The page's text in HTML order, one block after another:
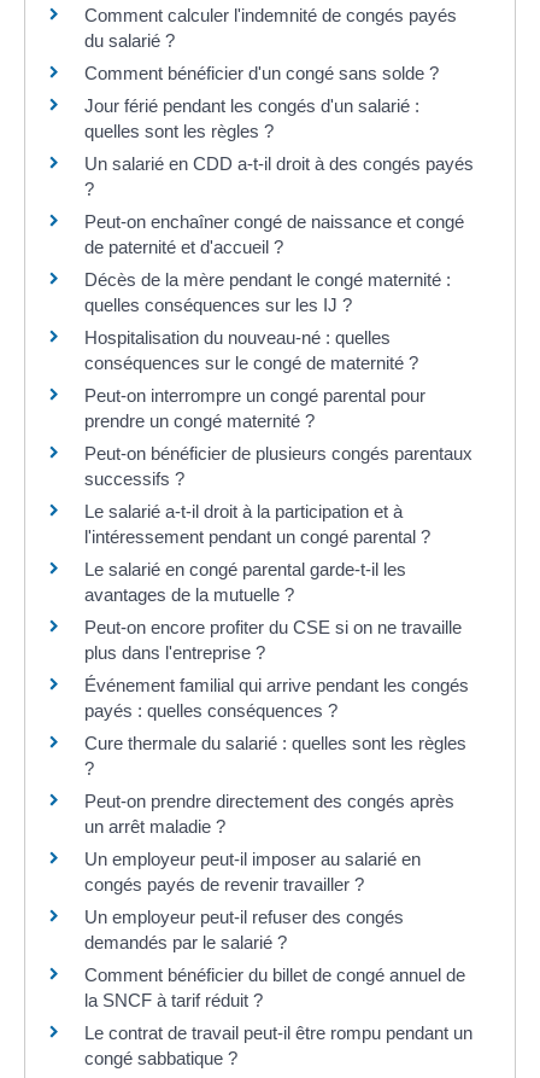
Comment calculer l'indemnité de congés payés
du salarié ?
Comment bénéficier d'un congé sans solde ?
Jour férié pendant les congés d'un salarié :
quelles sont les règles ?
Un salarié en CDD a-t-il droit à des congés payés
?
Peut-on enchaîner congé de naissance et congé
de paternité et d'accueil ?
Décès de la mère pendant le congé maternité :
quelles conséquences sur les IJ ?
Hospitalisation du nouveau-né : quelles
conséquences sur le congé de maternité ?
Peut-on interrompre un congé parental pour
prendre un congé maternité ?
Peut-on bénéficier de plusieurs congés parentaux
successifs ?
Le salarié a-t-il droit à la participation et à
l'intéressement pendant un congé parental ?
Le salarié en congé parental garde-t-il les
avantages de la mutuelle ?
Peut-on encore profiter du CSE si on ne travaille
plus dans l'entreprise ?
Événement familial qui arrive pendant les congés
payés : quelles conséquences ?
Cure thermale du salarié : quelles sont les règles
?
Peut-on prendre directement des congés après
un arrêt maladie ?
Un employeur peut-il imposer au salarié en
congés payés de revenir travailler ?
Un employeur peut-il refuser des congés
demandés par le salarié ?
Comment bénéficier du billet de congé annuel de
la SNCF à tarif réduit ?
Le contrat de travail peut-il être rompu pendant un
congé sabbatique ?